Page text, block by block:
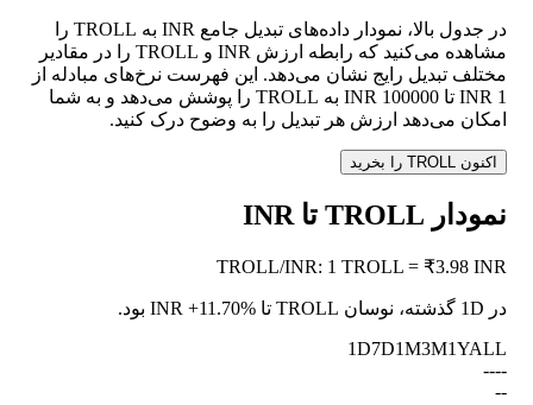
در جدول بالا، نمودار داده‌های تبدیل جامع INR به TROLL را
مشاهده می‌کنید که رابطه ارزش INR و TROLL را در مقادیر
مختلف تبدیل رایج نشان می‌دهد. این فهرست نرخ‌های مبادله از
1 INR تا 100000 INR به TROLL را پوشش می‌دهد و به شما
امکان می‌دهد ارزش هر تبدیل را به وضوح درک کنید.
اکنون TROLL را بخرید
نمودار TROLL تا INR
TROLL/INR: 1 TROLL = ₹3.98 INR
در 1D گذشته، نوسان TROLL تا INR +11.70%
بود.
1D7D1M3M1YALL
--
--
--